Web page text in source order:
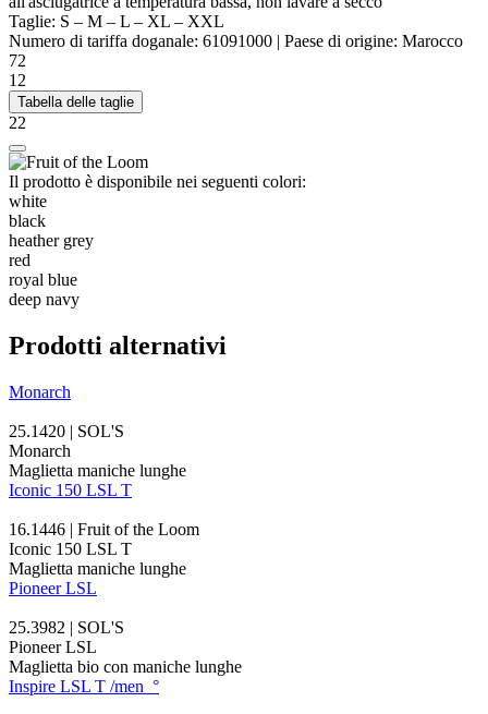
Taglie: S – M – L – XL – XXL
Numero di tariffa doganale: 61091000 | Paese di origine: Marocco
72
12
Tabella delle taglie
22
Il prodotto è disponibile nei seguenti colori:
white
black
heather grey
red
royal blue
deep navy
Prodotti alternativi
Monarch
25.1420 | SOL'S
Monarch
Maglietta maniche lunghe
Iconic 150 LSL T
16.1446 | Fruit of the Loom
Iconic 150 LSL T
Maglietta maniche lunghe
Pioneer LSL
25.3982 | SOL'S
Pioneer LSL
Maglietta bio con maniche lunghe
Inspire LSL T /men_°